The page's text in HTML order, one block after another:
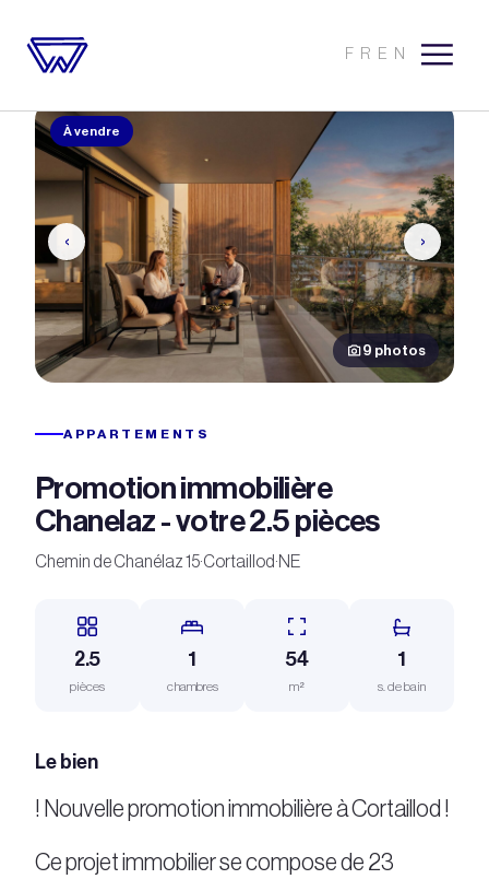
FR EN
À vendre
‹ ›
9 photos
APPARTEMENTS
Promotion immobilière
Chanelaz - votre 2.5 pièces
Chemin de Chanélaz 15·Cortaillod·NE
2.5
pièces
1
chambres
54
m²
1
s. de bain
Le bien
! Nouvelle promotion immobilière à Cortaillod !
Ce projet immobilier se compose de 23